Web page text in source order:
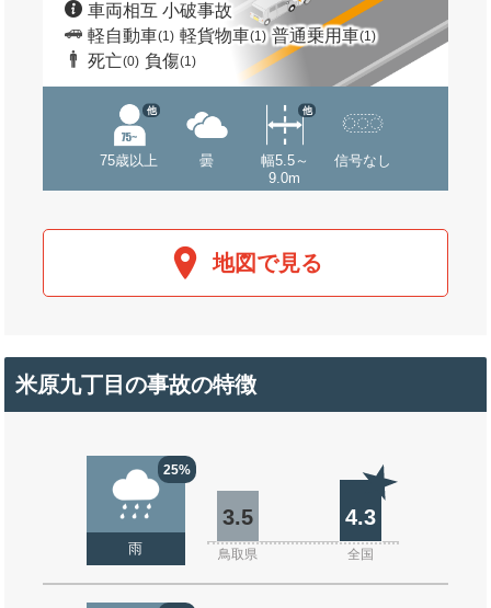
車両相互 小破事故
軽自動車(1) 軽貨物車(1) 普通乗用車(1)
死亡(0) 負傷(1)
75歳以上
他
曇
幅5.5～
9.0m
他
信号なし
地図で見る
米原九丁目の事故の特徴
25%
雨
3.5 4.3
鳥取県 全国